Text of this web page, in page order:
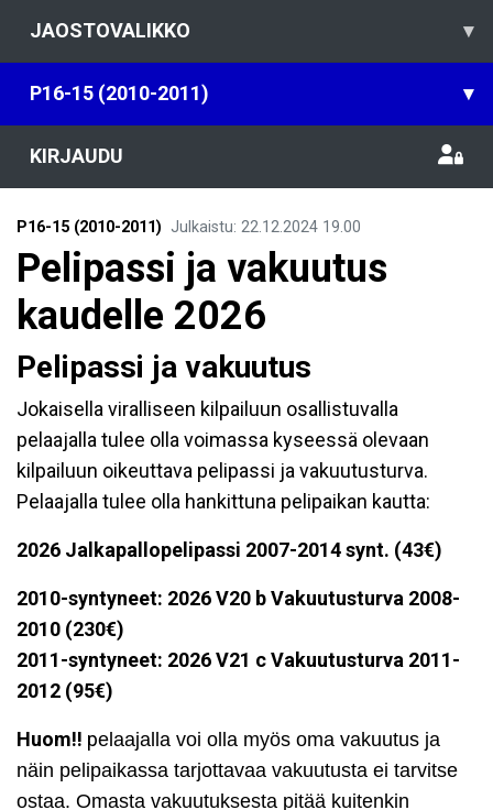
JAOSTOVALIKKO ▾
P16-15 (2010-2011) ▾
KIRJAUDU
P16-15 (2010-2011) Julkaistu: 22.12.2024 19.00
Pelipassi ja vakuutus
kaudelle 2026
Pelipassi ja vakuutus
Jokaisella viralliseen kilpailuun osallistuvalla
pelaajalla tulee olla voimassa kyseessä olevaan
kilpailuun oikeuttava pelipassi ja vakuutusturva.
Pelaajalla tulee olla hankittuna pelipaikan kautta:
2026 Jalkapallopelipassi 2007-2014 synt. (43€)
2010-syntyneet: 2026 V20 b Vakuutusturva 2008-
2010 (230€)
2011-syntyneet: 2026 V21 c Vakuutusturva 2011-
2012 (95€)
Huom!! pelaajalla voi olla myös oma vakuutus ja
näin pelipaikassa tarjottavaa vakuutusta ei tarvitse
ostaa. Omasta vakuutuksesta pitää kuitenkin